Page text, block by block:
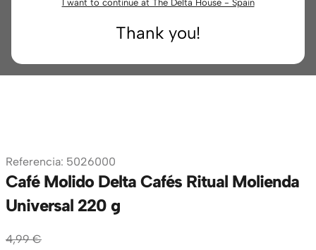
I want to continue at The Delta House - Spain
Thank you!
Referencia: 5026000
Café Molido Delta Cafés Ritual Molienda
Universal 220 g
4,99 €